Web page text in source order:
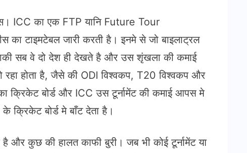
ICC का एक FTP यानि Future Tour
टाइमटेबल जारी करती है। इनमे से जो बाइलाट्रल
सब वे दो देश ही देखते है और उस शृंखला की कमाई
रहा होता है, जैसे की ODI विश्वकप, T20 विश्वकप और
क्रिकेट बोर्ड और ICC उस टूर्नामेंट की कमाई आपस मे
क्रिकेट बोर्ड मे बाँट देता है।
कुछ की हालत काफी बुरी। जब भी कोई टूर्नामेंट या